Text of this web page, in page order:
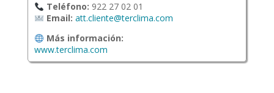
Teléfono: 922 27 02 01
Email: att.cliente@terclima.com
Más información:
www.terclima.com